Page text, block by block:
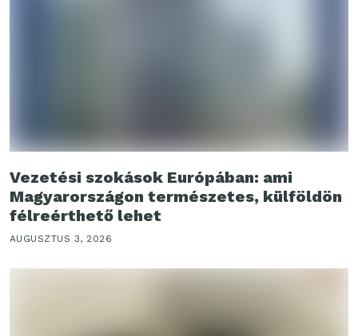
Vezetési szokások Európában: ami
Magyarországon természetes, külföldön
félreérthető lehet
AUGUSZTUS 3, 2026